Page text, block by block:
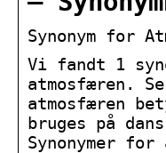
Synonym for
Vi fandt 1
atmosfæren.
atmosfæren
bruges på
Synonymer